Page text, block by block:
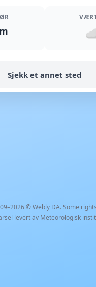
Sjekk et annet sted
©Webly DA. Some
levert av Meteorologisk